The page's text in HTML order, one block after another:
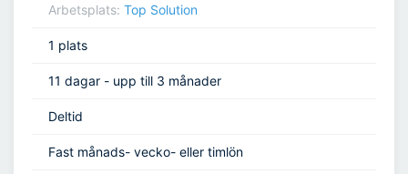
Arbetsplats: Top Solution
1 plats
11 dagar - upp till 3 månader
Deltid
Fast månads- vecko- eller timlön